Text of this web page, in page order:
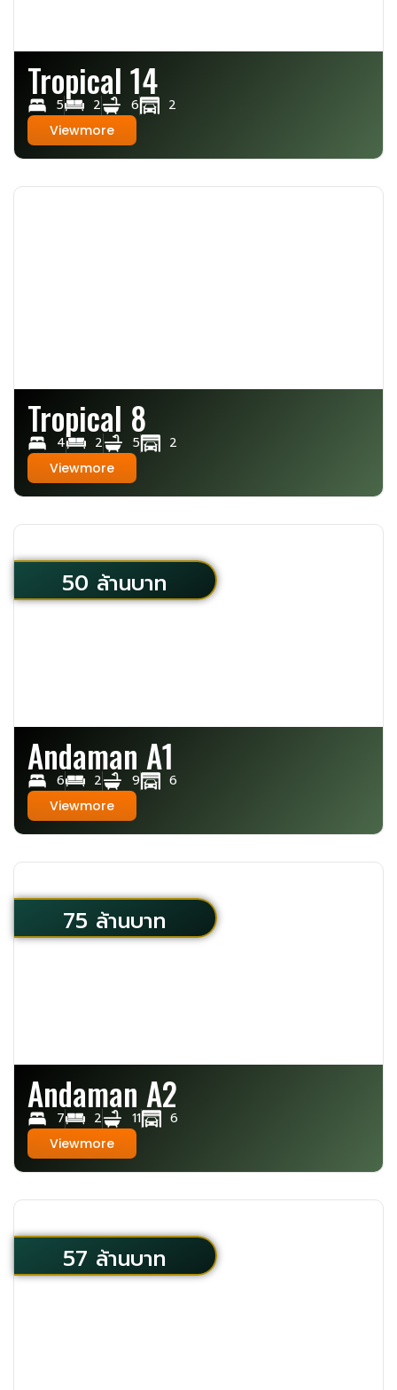
Tropical 14
5 2 6 2
Viewmore
Tropical 8
4 2 5 2
Viewmore
50 ล้านบาท
Andaman A1
6 2 9 6
Viewmore
75 ล้านบาท
Andaman A2
7 2 11 6
Viewmore
57 ล้านบาท